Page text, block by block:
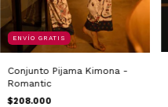
ENVÍO GRATIS
Conjunto Pijama Kimona -
Romantic
$208.000